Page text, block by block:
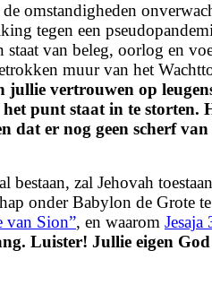
omstandigheden
tegen een
van beleg, oorlog en
muur van het
vertrouwen op
punt staat in te storten.
dat er nog geen scherf
zal Jehovah
onder Babylon de Grote
van Sion”, en waarom Jesaja
Luister! Jullie eigen